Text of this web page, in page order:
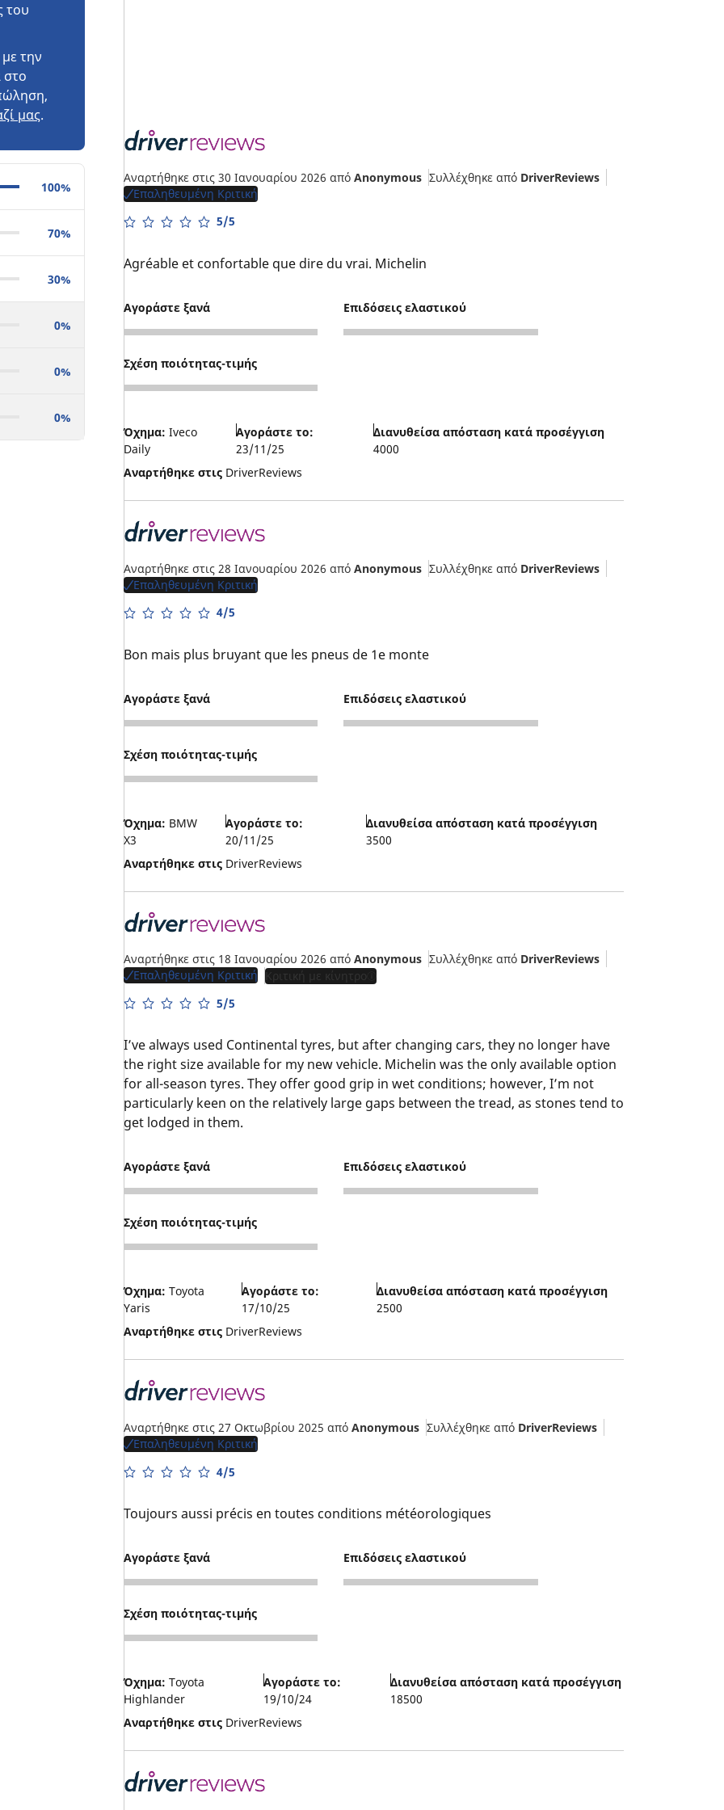
του
την
στο
μας.
100%
70%
30%
0%
0%
0%
Αναρτήθηκε στις 30 Ιανουαρίου 2026 από Anonymous Συλλέχθηκε από DriverReviews
Επαληθευμένη Κριτική
5/5
Agréable et confortable que dire du vrai. Michelin
Αγοράστε ξανά
5
Επιδόσεις ελαστικού
5
Σχέση ποιότητας-τιμής
5
Όχημα: Iveco
Daily
Αγοράστε το:
23/11/25
Διανυθείσα απόσταση κατά προσέγγιση
4000
Αναρτήθηκε στιςDriverReviews
Αναρτήθηκε στις 28 Ιανουαρίου 2026 από Anonymous Συλλέχθηκε από DriverReviews
Επαληθευμένη Κριτική
4/5
Bon mais plus bruyant que les pneus de 1e monte
Αγοράστε ξανά
4
Επιδόσεις ελαστικού
3
Σχέση ποιότητας-τιμής
5
Όχημα: BMW
X3
Αγοράστε το:
20/11/25
Διανυθείσα απόσταση κατά προσέγγιση
3500
Αναρτήθηκε στιςDriverReviews
Αναρτήθηκε στις 18 Ιανουαρίου 2026 από Anonymous Συλλέχθηκε από DriverReviews
Επαληθευμένη Κριτική
Κριτική με κίνητρο
5/5
I’ve always used Continental tyres, but after changing cars, they no longer have
the right size available for my new vehicle. Michelin was the only available option
for all-season tyres. They offer good grip in wet conditions; however, I’m not
particularly keen on the relatively large gaps between the tread, as stones tend to
get lodged in them.
Αγοράστε ξανά
4
Επιδόσεις ελαστικού
5
Σχέση ποιότητας-τιμής
3
Όχημα: Toyota
Yaris
Αγοράστε το:
17/10/25
Διανυθείσα απόσταση κατά προσέγγιση
2500
Αναρτήθηκε στιςDriverReviews
Αναρτήθηκε στις 27 Οκτωβρίου 2025 από Anonymous Συλλέχθηκε από DriverReviews
Επαληθευμένη Κριτική
4/5
Toujours aussi précis en toutes conditions météorologiques
Αγοράστε ξανά
4
Επιδόσεις ελαστικού
3
Σχέση ποιότητας-τιμής
4
Όχημα: Toyota
Highlander
Αγοράστε το:
19/10/24
Διανυθείσα απόσταση κατά προσέγγιση
18500
Αναρτήθηκε στιςDriverReviews